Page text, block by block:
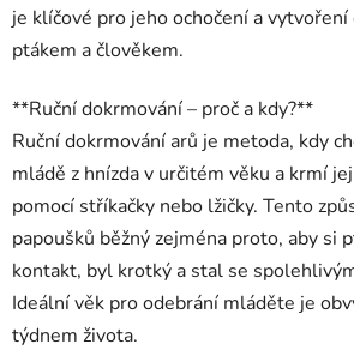
je klíčové pro jeho ochočení a vytvoření
ptákem a člověkem.
**Ruční dokrmování – proč a kdy?**
Ruční dokrmování arů je metoda, kdy
mládě z hnízda v určitém věku a krmí
pomocí stříkačky nebo lžičky. Tento
papoušků běžný zejména proto, aby si
kontakt, byl krotký a stal se
Ideální věk pro odebrání mláděte je
týdnem života.